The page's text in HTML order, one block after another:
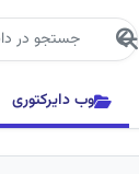
جستجو
وب دایرکتوری